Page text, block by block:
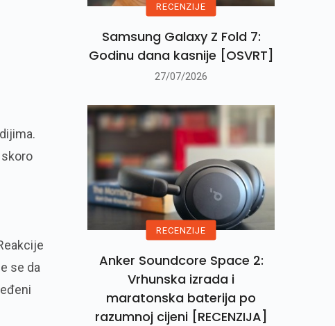
se da
RECENZIJE
Samsung Galaxy Z Fold 7:
Godinu dana kasnije [OSVRT]
27/07/2026
RECENZIJE
Anker Soundcore Space 2:
Vrhunska izrada i
maratonska baterija po
razumnoj cijeni [RECENZIJA]